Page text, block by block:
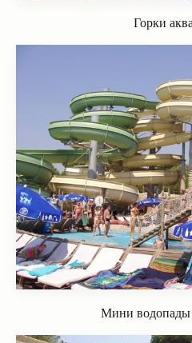
Горки
Мини водопады